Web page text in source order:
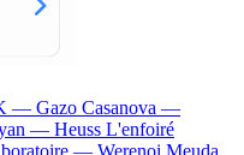
— Gazo Casanova —
— Heuss L'enfoiré
— Werenoi Meuda